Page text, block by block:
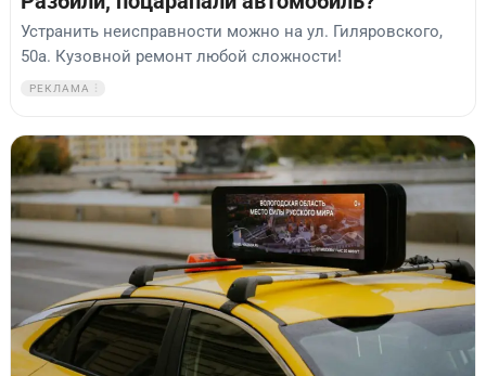
Устранить неисправности можно на ул. Гиляровского,
50а. Кузовной ремонт любой сложности!
РЕКЛАМА